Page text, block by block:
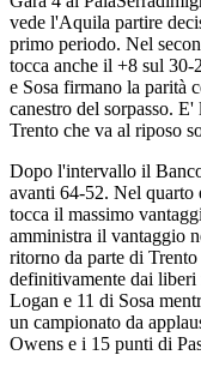
vede l'Aquila partire
primo periodo. Nel
tocca anche il +8 sul
e Sosa firmano la parità
canestro del sorpasso.
Trento che va al riposo
Dopo l'intervallo il
avanti 64-52. Nel quarto
tocca il massimo
amministra il vantaggio
ritorno da parte di
definitivamente dai
Logan e 11 di Sosa
un campionato da
Owens e i 15 punti di